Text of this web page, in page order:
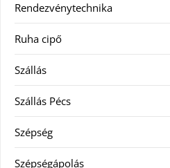
Rendezvénytechnika
Ruha cipő
Szállás
Szállás Pécs
Szépség
Szépségápolás